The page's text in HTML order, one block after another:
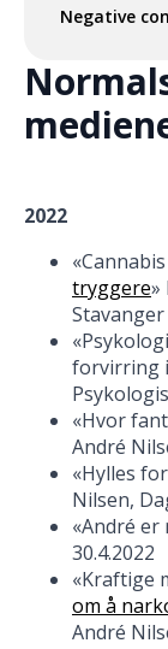
Negative
2022
tryggere»
Stavanger
forvirring i
«Hvor
André
«Hylles for
Nilsen,
«André er
30.4.2022
«Kraftige
om å
André